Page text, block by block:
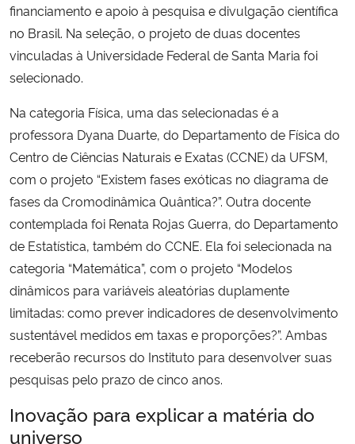
Controladoria-Geral da União
Ministério da Mulher, da Família e dos Direitos Humanos
Secretaria-Geral
Secretaria de Governo
Gabinete de Segurança Institucional
Advocacia-Geral da União
financiamento e apoio à pesquisa e divulgação científica
no Brasil. Na seleção, o projeto de duas docentes
vinculadas à Universidade Federal de Santa Maria foi
selecionado.
Na categoria Física, uma das selecionadas é a
professora Dyana Duarte, do Departamento de Física do
Centro de Ciências Naturais e Exatas (CCNE) da UFSM,
com o projeto “Existem fases exóticas no diagrama de
fases da Cromodinâmica Quântica?”. Outra docente
contemplada foi Renata Rojas Guerra, do Departamento
de Estatística, também do CCNE. Ela foi selecionada na
categoria “Matemática”, com o projeto “Modelos
dinâmicos para variáveis ​​aleatórias duplamente
limitadas: como prever indicadores de desenvolvimento
sustentável medidos em taxas e proporções?”. Ambas
receberão recursos do Instituto para desenvolver suas
pesquisas pelo prazo de cinco anos.
Inovação para explicar a matéria do
universo